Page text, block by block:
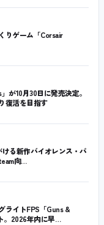
りゲーム「Corsair
が10月30日に発売決定。
復活を目指す
る新作バイオレンス・パ
向…
ライトFPS「Guns &
。2026年内に早…